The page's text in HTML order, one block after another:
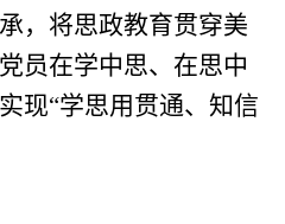
，将思政教育贯穿美
员在学中思、在思中
现“学思用贯通、知信